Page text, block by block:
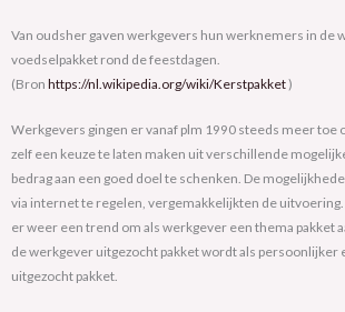
Van oudsher gaven werkgevers hun werknemers in de
voedselpakket rond de feestdagen.
(Bron https://nl.wikipedia.org/wiki/Kerstpakket)
Werkgevers gingen er vanaf plm 1990 steeds meer toe
zelf een keuze te laten maken uit verschillende
bedrag aan een goed doel te schenken. De
via internet te regelen, vergemakkelijkten de
er weer een trend om als werkgever een thema pakket
de werkgever uitgezocht pakket wordt als persoonlijker
uitgezocht pakket.